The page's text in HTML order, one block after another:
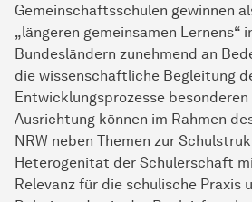
Gemeinschaftsschulen gewinnen
„längeren gemeinsamen Lernens“
Bundesländern zunehmend an
die wissenschaftliche Begleitung
Entwicklungsprozesse
Ausrichtung können im Rahmen
NRW neben Themen zur
Heterogenität der Schülerschaft
Relevanz für die schulische Praxis